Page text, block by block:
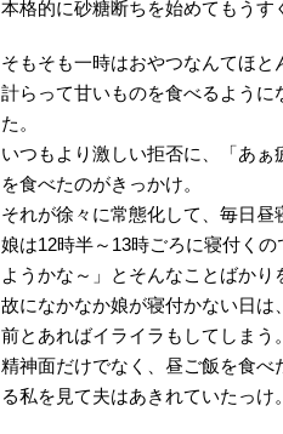
本格的に砂糖断ちを始めてもうす
そもそも一時はおやつなんてほ
計らって甘いものを食べるよう
た。
いつもより激しい拒否に、「あ
を食べたのがきっかけ。
それが徐々に常態化して、毎日昼
娘は12時半～13時ごろに寝付く
ようかな～」とそんなことばかり
故になかなか娘が寝付かない日
前とあればイライラもしてしまう。
精神面だけでなく、昼ご飯を食
る私を見て夫はあきれていたっけ。